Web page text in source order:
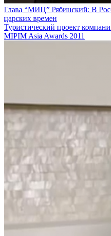
Глава “МИЦ” Рябинский: В
царских времен
Туристический проект
MIPIM Asia Awards 2011